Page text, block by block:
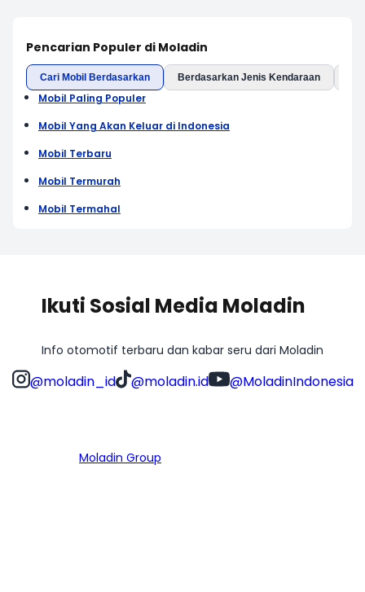
Pencarian Populer di Moladin
Cari Mobil Berdasarkan Berdasarkan Jenis Kendaraan
Mobil Paling Populer
Mobil Yang Akan Keluar di Indonesia
Mobil Terbaru
Mobil Termurah
Mobil Termahal
Ikuti Sosial Media Moladin
Info otomotif terbaru dan kabar seru dari Moladin
@moladin_id @moladin.id @MoladinIndonesia
Moladin Group